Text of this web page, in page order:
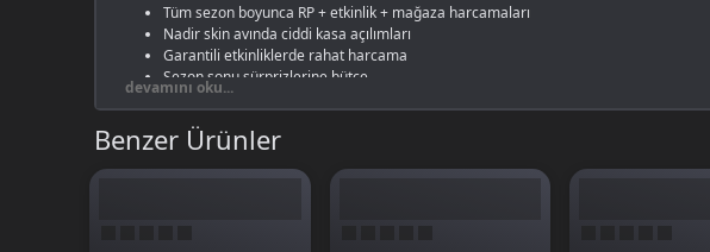
Tüm sezon boyunca RP + etkinlik + mağaza harcamaları
Nadir skin avında ciddi kasa açılımları
Garantili etkinliklerde rahat harcama
Sezon sonu sürprizlerine bütçe
Birim fiyat küçük paketlere kıyasla çok daha düşük. Eğer her ay 1000+ UC
devamını oku...
Benzer Ürünler